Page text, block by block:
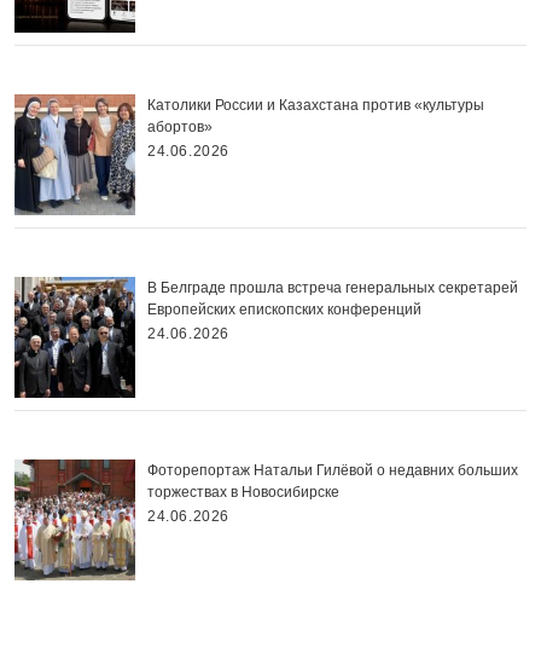
Католики России и Казахстана против «культуры
абортов»
24.06.2026
В Белграде прошла встреча генеральных секретарей
Европейских епископских конференций
24.06.2026
Фоторепортаж Натальи Гилёвой о недавних больших
торжествах в Новосибирске
24.06.2026